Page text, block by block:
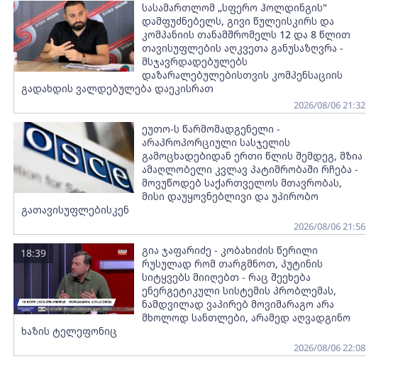
სასამართლომ „სფერო ჰოლდინგის"
დამფუძნებელს, გივი წულეისკირს და
კომპანიის თანამშრომელს 12 და 8 წლით
თავისუფლების აღკვეთა განუსაზღვრა -
მსჯავრდადებულებს
დაზარალებულებისთვის კომპენსაციის
გადახდის ვალდებულება დაეკისრათ
2026/08/06 21:32
ეუთო-ს წარმომადგენელი -
არაპროპორციული სასჯელის
გამოცხადებიდან ერთი წლის შემდეგ, მზია
ამაღლობელი კვლავ პატიმრობაში რჩება -
მოვუწოდებ საქართველოს მთავრობას,
მისი დაუყოვნებლივი და უპირობო
გათავისუფლებისკენ
2026/08/06 21:56
გია ჯაფარიძე - კობახიძის წერილი
რუსულად რომ თარგმნოთ, პუტინის
სიტყვებს მიიღებთ - რაც შეეხება
ენერგეტიკული სისტემის პრობლემას,
ნამდვილად ვაპირებ მოვიმარაგო არა
მხოლოდ სანთლები, არამედ აღვადგინო
ხაზის ტელეფონიც
18:39
2026/08/06 22:08